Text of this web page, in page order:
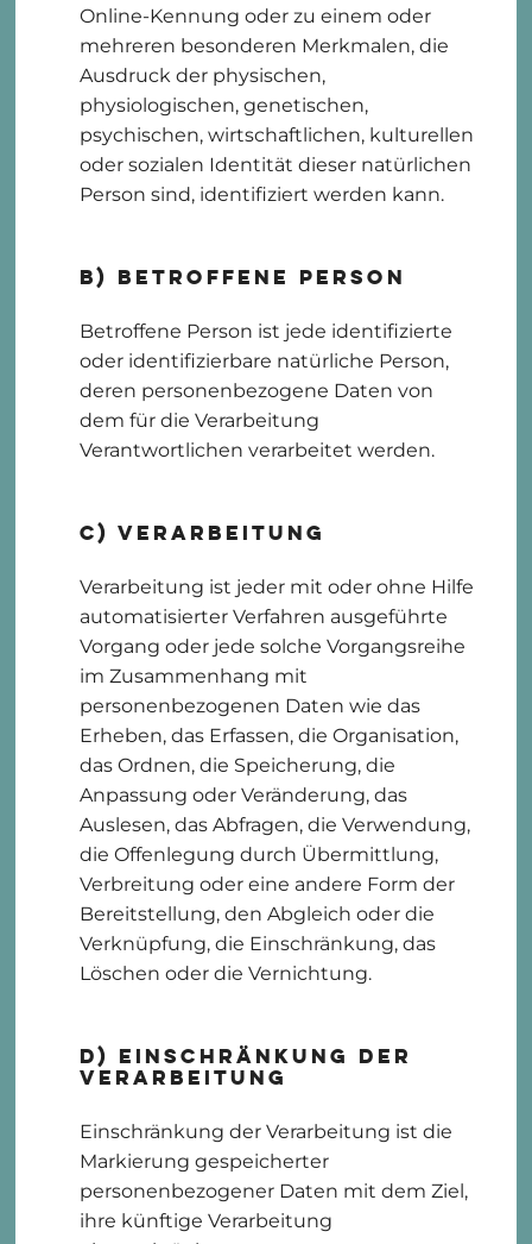
Online-Kennung oder zu einem oder
mehreren besonderen Merkmalen, die
Ausdruck der physischen,
physiologischen, genetischen,
psychischen, wirtschaftlichen, kulturellen
oder sozialen Identität dieser natürlichen
Person sind, identifiziert werden kann.
b) betroffene Person
Betroffene Person ist jede identifizierte
oder identifizierbare natürliche Person,
deren personenbezogene Daten von
dem für die Verarbeitung
Verantwortlichen verarbeitet werden.
c) Verarbeitung
Verarbeitung ist jeder mit oder ohne Hilfe
automatisierter Verfahren ausgeführte
Vorgang oder jede solche Vorgangsreihe
im Zusammenhang mit
personenbezogenen Daten wie das
Erheben, das Erfassen, die Organisation,
das Ordnen, die Speicherung, die
Anpassung oder Veränderung, das
Auslesen, das Abfragen, die Verwendung,
die Offenlegung durch Übermittlung,
Verbreitung oder eine andere Form der
Bereitstellung, den Abgleich oder die
Verknüpfung, die Einschränkung, das
Löschen oder die Vernichtung.
d) Einschränkung der
Verarbeitung
Einschränkung der Verarbeitung ist die
Markierung gespeicherter
personenbezogener Daten mit dem Ziel,
ihre künftige Verarbeitung